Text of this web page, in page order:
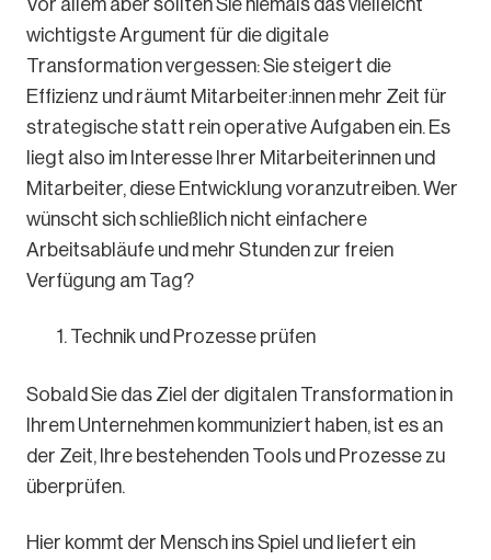
wichtigste Argument für die digitale
Transformation vergessen: Sie steigert die
Effizienz und räumt Mitarbeiter:innen mehr Zeit für
strategische statt rein operative Aufgaben ein. Es
liegt also im Interesse Ihrer Mitarbeiterinnen und
Mitarbeiter, diese Entwicklung voranzutreiben. Wer
wünscht sich schließlich nicht einfachere
Arbeitsabläufe und mehr Stunden zur freien
Verfügung am Tag?
Technik und Prozesse prüfen
Sobald Sie das Ziel der digitalen Transformation in
Ihrem Unternehmen kommuniziert haben, ist es an
der Zeit, Ihre bestehenden Tools und Prozesse zu
überprüfen.
Hier kommt der Mensch ins Spiel und liefert ein